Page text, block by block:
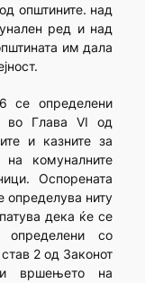
општините. над
ред и над
им дала
се определени
во Глава VI од
и казните за
на комуналните
Оспорената
определува ниту
дека ќе се
определени со
2 од Законот
вршењето на